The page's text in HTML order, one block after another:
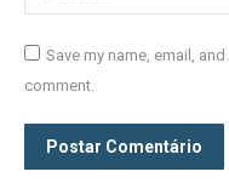
Save my name, email,
comment.
Postar Comentário